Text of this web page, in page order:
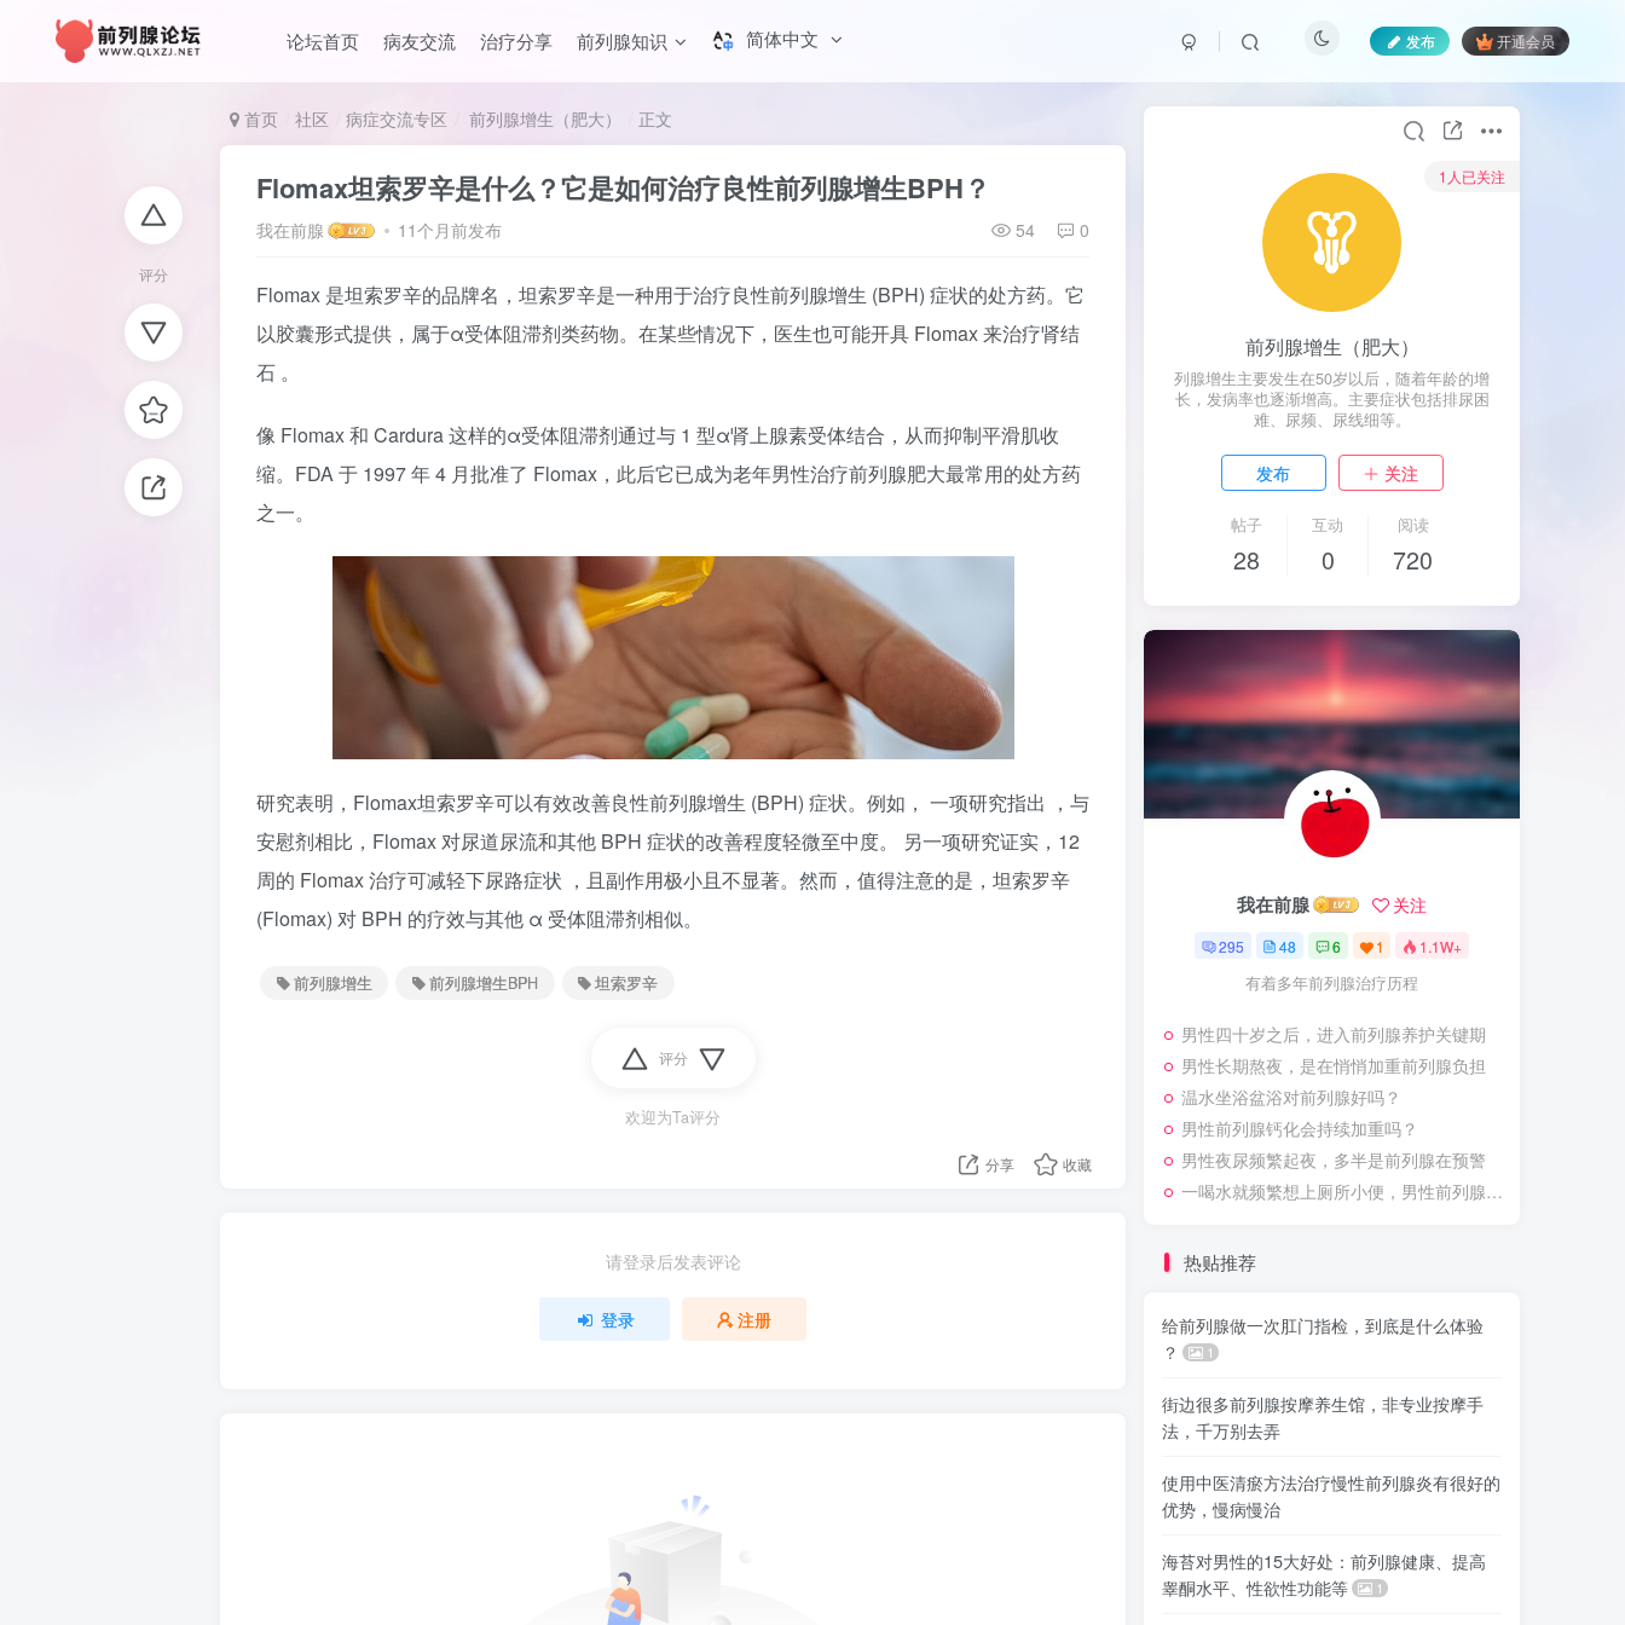
论坛首页 病友交流 治疗分享 前列腺知识 简体中文 发布 开通会员
评分
首页 社区 病症交流专区 前列腺增生（肥大） 正文
Flomax坦索罗辛是什么？它是如何治疗良性前列腺增生BPH？
我在前腺 11个月前发布 54 0
Flomax 是坦索罗辛的品牌名，坦索罗辛是一种用于治疗良性前列腺增生 (BPH) 症状的处方药。它
以胶囊形式提供，属于α受体阻滞剂类药物。在某些情况下，医生也可能开具 Flomax 来治疗肾结
石 。
像 Flomax 和 Cardura 这样的α受体阻滞剂通过与 1 型α肾上腺素受体结合，从而抑制平滑肌收
缩。FDA 于 1997 年 4 月批准了 Flomax，此后它已成为老年男性治疗前列腺肥大最常用的处方药
之一。
研究表明，Flomax坦索罗辛可以有效改善良性前列腺增生 (BPH) 症状。例如， 一项研究指出 ，与
安慰剂相比，Flomax 对尿道尿流和其他 BPH 症状的改善程度轻微至中度。 另一项研究证实，12
周的 Flomax 治疗可减轻下尿路症状 ，且副作用极小且不显著。然而，值得注意的是，坦索罗辛
(Flomax) 对 BPH 的疗效与其他 α 受体阻滞剂相似。
前列腺增生 前列腺增生BPH 坦索罗辛
评分
欢迎为Ta评分
分享 收藏
请登录后发表评论
登录 注册
1人已关注
前列腺增生（肥大）
列腺增生主要发生在50岁以后，随着年龄的增
长，发病率也逐渐增高。主要症状包括排尿困
难、尿频、尿线细等。
发布 关注
帖子
28
互动
0
阅读
720
我在前腺 关注
295 48 6 1 1.1W+
有着多年前列腺治疗历程
男性四十岁之后，进入前列腺养护关键期
男性长期熬夜，是在悄悄加重前列腺负担
温水坐浴盆浴对前列腺好吗？
男性前列腺钙化会持续加重吗？
男性夜尿频繁起夜，多半是前列腺在预警
一喝水就频繁想上厕所小便，男性前列腺问题该怎么调理？
热贴推荐
给前列腺做一次肛门指检，到底是什么体验
？
1
街边很多前列腺按摩养生馆，非专业按摩手
法，千万别去弄
使用中医清瘀方法治疗慢性前列腺炎有很好的
优势，慢病慢治
海苔对男性的15大好处：前列腺健康、提高
睾酮水平、性欲性功能等
1